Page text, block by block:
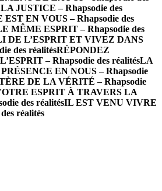
JUSTICE – Rhapsodie des
EN VOUS – Rhapsodie des
MÊME ESPRIT – Rhapsodie des
DE L’ESPRIT ET VIVEZ DANS
des réalitésRÉPONDEZ
– Rhapsodie des réalitésLA
EN NOUS – Rhapsodie
DE LA VÉRITÉ – Rhapsodie
ESPRIT À TRAVERS LA
des réalitésIL EST VENU VIVRE
réalités